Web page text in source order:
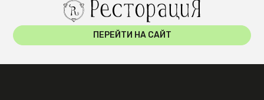
ПЕРЕЙТИ НА САЙТ